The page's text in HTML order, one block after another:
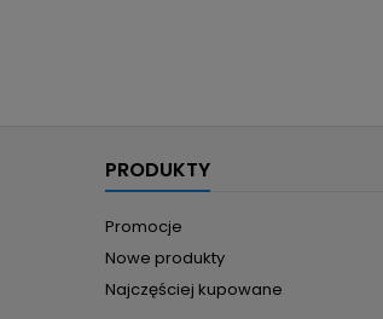
PRODUKTY
Promocje
Nowe produkty
Najczęściej kupowane